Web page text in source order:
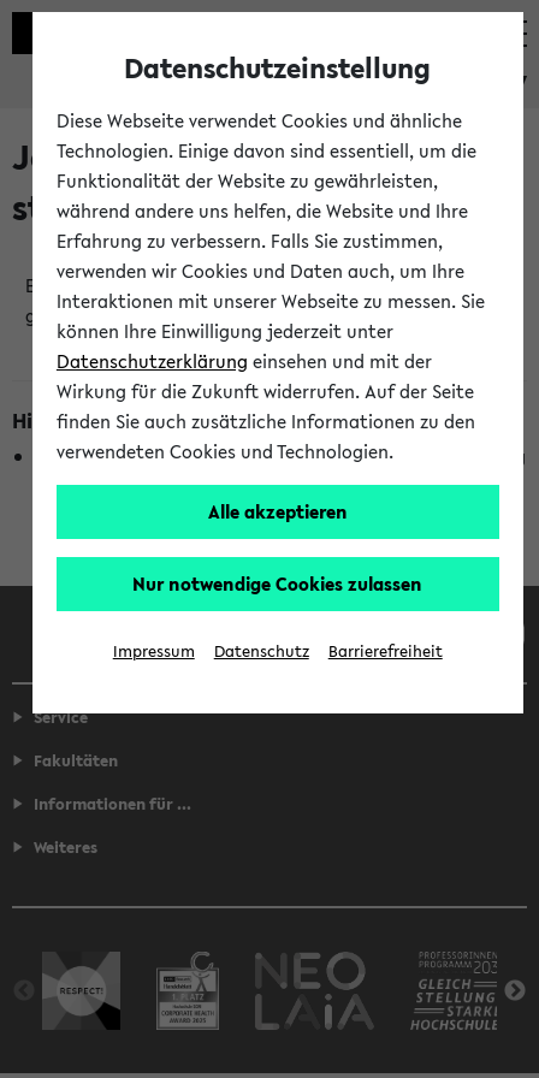
eKVV
Jetzt und in Kürze
stattfindende Veranstaltungen
Es wurden keine jetzt stattfindenden Veranstaltungen
gefunden!
Hinweise zur Liste
Die Anzeige ist semesterübergreifend und nicht abhängig
vom im eKVV gewählten Semester.
Facebook Instagram LinkedIn TikTok
Service
Fakultäten
Informationen für ...
Weiteres
Datenschutzeinstellung
Diese Webseite verwendet Cookies und ähnliche
Technologien. Einige davon sind essentiell, um die
Funktionalität der Website zu gewährleisten,
während andere uns helfen, die Website und Ihre
Erfahrung zu verbessern. Falls Sie zustimmen,
verwenden wir Cookies und Daten auch, um Ihre
Interaktionen mit unserer Webseite zu messen. Sie
können Ihre Einwilligung jederzeit unter
Datenschutzerklärung einsehen und mit der
Wirkung für die Zukunft widerrufen. Auf der Seite
finden Sie auch zusätzliche Informationen zu den
verwendeten Cookies und Technologien.
Alle akzeptieren
Nur notwendige Cookies zulassen
Impressum Datenschutz Barrierefreiheit